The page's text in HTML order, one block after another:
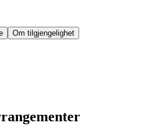
Om tilgjengelighet